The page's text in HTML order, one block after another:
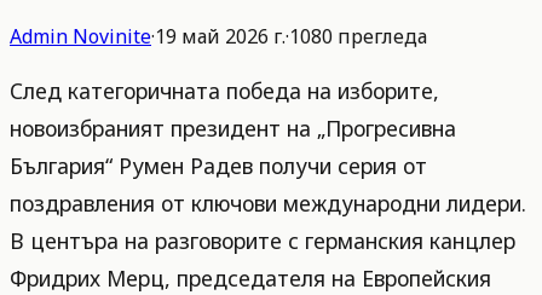
Admin Novinite·19 май 2026 г.·1080 прегледа
След категоричната победа на изборите,
новоизбраният президент на „Прогресивна
България“ Румен Радев получи серия от
поздравления от ключови международни лидери.
В центъра на разговорите с германския канцлер
Фридрих Мерц, председателя на Европейския